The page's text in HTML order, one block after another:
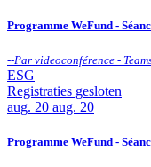
Programme WeFund -
--Par videoconférence -
ESG
Registraties gesloten
aug. 20 aug. 20
Programme WeFund -